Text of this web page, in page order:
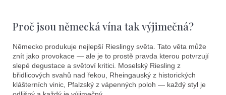
Proč jsou německá vína tak výjimečná?
Německo produkuje nejlepší Rieslingy světa. Tato věta může
znít jako provokace — ale je to prostě pravda kterou potvrzují
slepé degustace a světoví kritici. Moselský Riesling z
břidlicových svahů nad řekou, Rheingauský z historických
klášterních vinic, Pfalzský z vápenných poloh — každý styl je
t
ř
e
b